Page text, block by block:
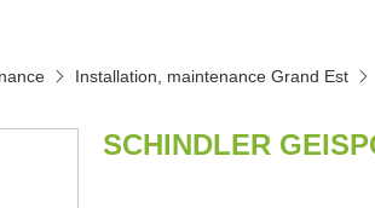
Installation, maintenance Grand Est
SCHINDLER